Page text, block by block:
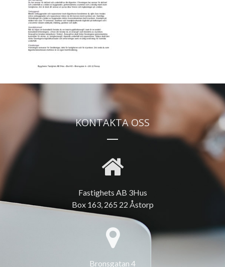
KONTAKTA OSS
Fastighets AB 3Hus
Box 163, 265 22 Åstorp
Bronsgatan 4